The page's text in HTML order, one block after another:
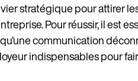
stratégique pour attirer
Pour réussir, il est
communication
indispensables pour